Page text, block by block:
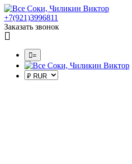
+7(921)3996811
Заказать звонок
=